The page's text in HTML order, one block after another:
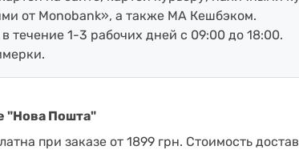
от Monobank», а также МА Кешбэком.
течение 1-3 рабочих дней с 09:00 до 18:00.
"Нова Пошта"
при заказе от 1899 грн. Стоимость